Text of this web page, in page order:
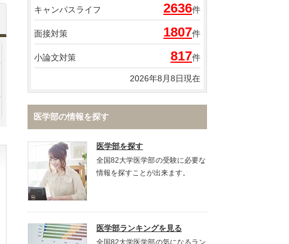
キャンパスライフ 2636件
面接対策 1807件
小論文対策 817件
2026年8月8日現在
医学部の情報を探す
医学部を探す
全国82大学医学部の受験に必要な
情報を探すことが出来ます。
医学部ランキングを見る
全国82大学医学部の気になるラン